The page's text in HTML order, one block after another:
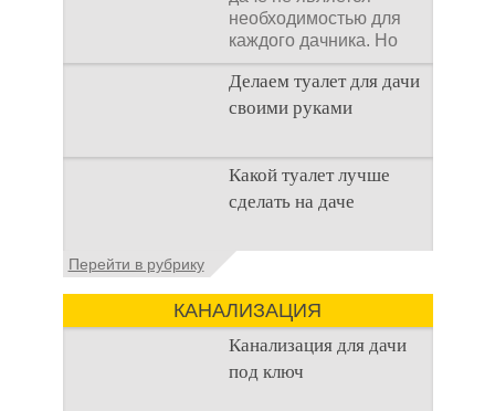
необходимостью для
каждого дачника. Но
многие люди думают,
что
Делаем туалет для дачи
своими руками
Туалеты для дачи – это
устройства, с которых
начинается
дачного участка,
Какой туалет лучше
сделать на даче
Когда люди долгое
дачном участке, то им
приходится
подстраивать все
Перейти в рубрику
КАНАЛИЗАЦИЯ
Канализация для дачи
под ключ